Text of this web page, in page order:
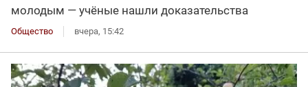
молодым — учёные нашли доказательства
Общество вчера, 15:42